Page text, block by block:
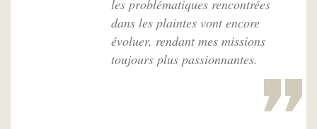
les problématiques rencontrées
dans les plaintes vont encore
évoluer, rendant mes missions
toujours plus passionnantes.